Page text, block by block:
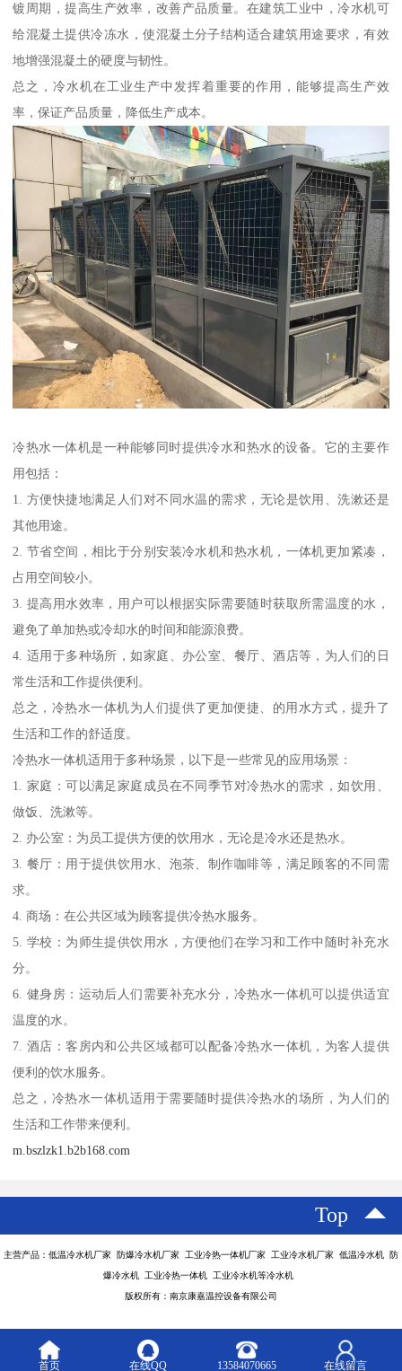
镀周期，提高生产效率，改善产品质量。在建筑工业中，冷水机可
给混凝土提供冷冻水，使混凝土分子结构适合建筑用途要求，有效
地增强混凝土的硬度与韧性。
总之，冷水机在工业生产中发挥着重要的作用，能够提高生产效
率，保证产品质量，降低生产成本。
冷热水一体机是一种能够同时提供冷水和热水的设备。它的主要作
用包括：
1. 方便快捷地满足人们对不同水温的需求，无论是饮用、洗漱还是
其他用途。
2. 节省空间，相比于分别安装冷水机和热水机，一体机更加紧凑，
占用空间较小。
3. 提高用水效率，用户可以根据实际需要随时获取所需温度的水，
避免了单加热或冷却水的时间和能源浪费。
4. 适用于多种场所，如家庭、办公室、餐厅、酒店等，为人们的日
常生活和工作提供便利。
总之，冷热水一体机为人们提供了更加便捷、的用水方式，提升了
生活和工作的舒适度。
冷热水一体机适用于多种场景，以下是一些常见的应用场景：
1. 家庭：可以满足家庭成员在不同季节对冷热水的需求，如饮用、
做饭、洗漱等。
2. 办公室：为员工提供方便的饮用水，无论是冷水还是热水。
3. 餐厅：用于提供饮用水、泡茶、制作咖啡等，满足顾客的不同需
求。
4. 商场：在公共区域为顾客提供冷热水服务。
5. 学校：为师生提供饮用水，方便他们在学习和工作中随时补充水
分。
6. 健身房：运动后人们需要补充水分，冷热水一体机可以提供适宜
温度的水。
7. 酒店：客房内和公共区域都可以配备冷热水一体机，为客人提供
便利的饮水服务。
总之，冷热水一体机适用于需要随时提供冷热水的场所，为人们的
生活和工作带来便利。
m.bszlzk1.b2b168.com
Top
主营产品：低温冷水机厂家 防爆冷水机厂家 工业冷热一体机厂家 工业冷水机厂家 低温冷水机 防
爆冷水机 工业冷热一体机 工业冷水机等冷水机
版权所有：南京康嘉温控设备有限公司
首页 在线QQ 13584070665 在线留言